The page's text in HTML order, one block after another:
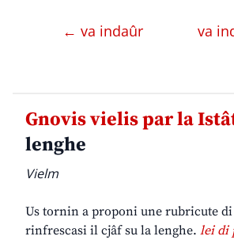
← va indaûr va
Gnovis vielis par la
lenghe
Vielm
Us tornin a proponi une rubricute
rinfrescasi il cjâf su la lenghe. lei di